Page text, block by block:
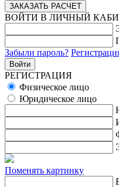
ВОЙТИ В ЛИЧНЫЙ
Забыли пароль?
РЕГИСТРАЦИЯ
Физическое лицо
Юридическое лицо
Поменять картинку